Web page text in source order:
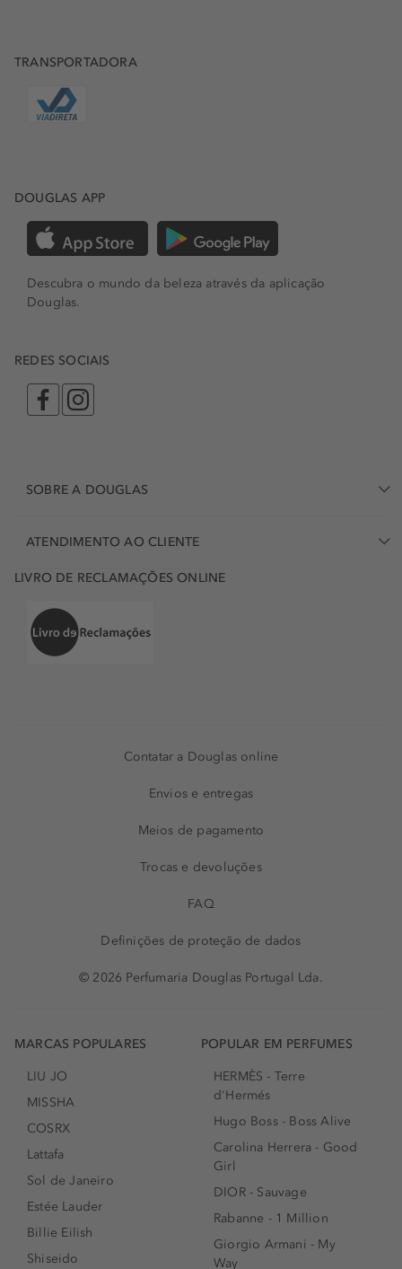
TRANSPORTADORA
DOUGLAS APP
Descubra o mundo da beleza através da aplicação
Douglas.
REDES SOCIAIS
SOBRE A DOUGLAS
ATENDIMENTO AO CLIENTE
LIVRO DE RECLAMAÇÕES ONLINE
Contatar a Douglas online
Envios e entregas
Meios de pagamento
Trocas e devoluções
FAQ
Definições de proteção de dados
© 2026 Perfumaria Douglas Portugal Lda.
MARCAS POPULARES
LIU JO
MISSHA
COSRX
Lattafa
Sol de Janeiro
Estée Lauder
Billie Eilish
Shiseido
POPULAR EM PERFUMES
HERMÈS - Terre
d'Hermés
Hugo Boss - Boss Alive
Carolina Herrera - Good
Girl
DIOR - Sauvage
Rabanne - 1 Million
Giorgio Armani - My
Way